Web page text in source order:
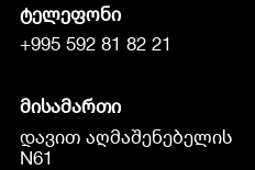
ტელეფონი
+995 592 81 82 21
მისამართი
დავით აღმაშენებელის
N61